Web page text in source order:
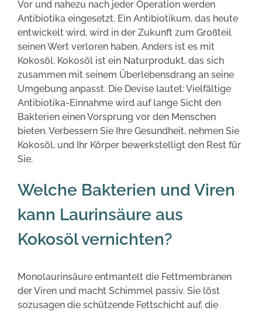
Vor und nahezu nach jeder Operation werden
Antibiotika eingesetzt. Ein Antibiotikum, das heute
entwickelt wird, wird in der Zukunft zum Großteil
seinen Wert verloren haben. Anders ist es mit
Kokosöl. Kokosöl ist ein Naturprodukt, das sich
zusammen mit seinem Überlebensdrang an seine
Umgebung anpasst. Die Devise lautet: Vielfältige
Antibiotika-Einnahme wird auf lange Sicht den
Bakterien einen Vorsprung vor den Menschen
bieten. Verbessern Sie Ihre Gesundheit, nehmen Sie
Kokosöl, und Ihr Körper bewerkstelligt den Rest für
Sie.
Welche Bakterien und Viren
kann Laurinsäure aus
Kokosöl vernichten?
Monolaurinsäure entmantelt die Fettmembranen
der Viren und macht Schimmel passiv. Sie löst
sozusagen die schützende Fettschicht auf, die